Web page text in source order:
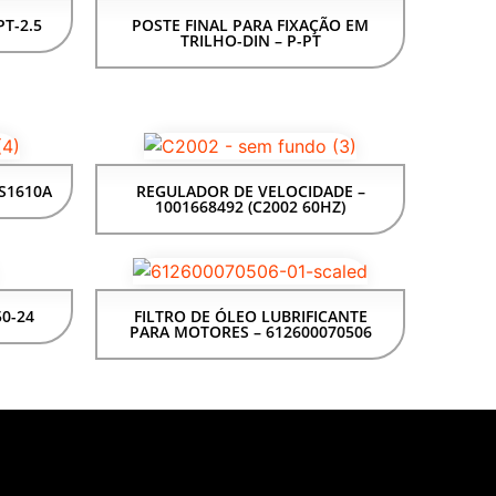
2.5 POSTE FINAL PARA FIXAÇÃO EM
TRILHO-DIN – P-PT
REGULADOR DE VELOCIDADE –
1001668492 (C2002 60HZ)
24 FILTRO DE ÓLEO LUBRIFICANTE
PARA MOTORES – 612600070506